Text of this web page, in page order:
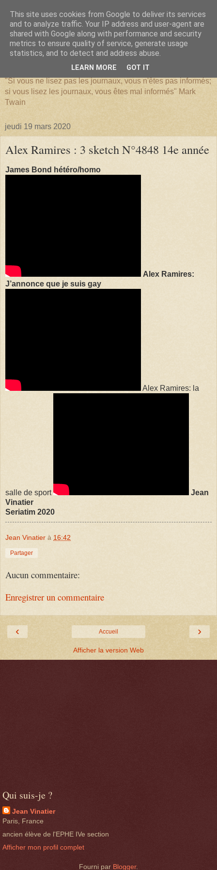
SERIATIM
"Si vous ne lisez pas les journaux, vous n'êtes pas informés;
si vous lisez les journaux, vous êtes mal informés" Mark
Twain
jeudi 19 mars 2020
Alex Ramires : 3 sketch N°4848 14e année
James Bond hétéro/homo
Alex Ramires:
J’annonce que je suis gay
Alex Ramires: la
salle de sport
Jean
Vinatier
Seriatim 2020
Jean Vinatier à 16:42
Partager
Aucun commentaire:
Enregistrer un commentaire
‹ ›
Accueil
Afficher la version Web
Qui suis-je ?
Jean Vinatier
Paris, France
ancien élève de l'EPHE IVe section
Afficher mon profil complet
Fourni par Blogger.
This site uses cookies from Google to deliver its services
and to analyze traffic. Your IP address and user-agent are
shared with Google along with performance and security
metrics to ensure quality of service, generate usage
statistics, and to detect and address abuse.
LEARN MORE GOT IT